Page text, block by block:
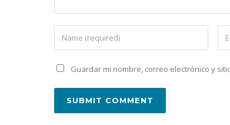
Guardar mi nombre, correo electrónico y